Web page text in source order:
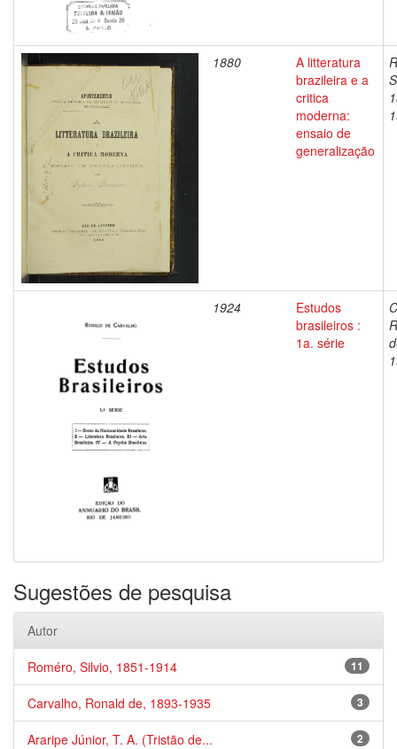
1880
A litteratura
brazileira e a
critica
moderna:
ensaio de
generalização
1924
Estudos
brasileiros :
1a. série
Sugestões de pesquisa
Autor
11
Roméro, Silvio, 1851-1914
3
Carvalho, Ronald de, 1893-1935
2
Araripe Júnior, T. A. (Tristão de...